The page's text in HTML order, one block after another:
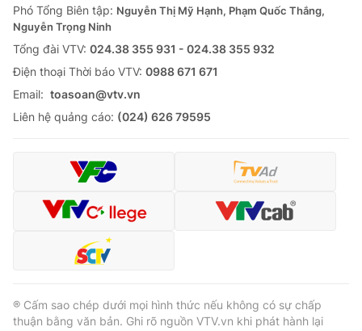
Phó Tổng Biên tập: Nguyễn Thị Mỹ Hạnh, Phạm Quốc Thắng,
Nguyễn Trọng Ninh
Tổng đài VTV: 024.38 355 931 - 024.38 355 932
Ðiện thoại Thời báo VTV: 0988 671 671
Email: toasoan@vtv.vn
Liên hệ quảng cáo: (024) 626 79595
® Cấm sao chép dưới mọi hình thức nếu không có sự chấp
thuận bằng văn bản. Ghi rõ nguồn VTV.vn khi phát hành lại